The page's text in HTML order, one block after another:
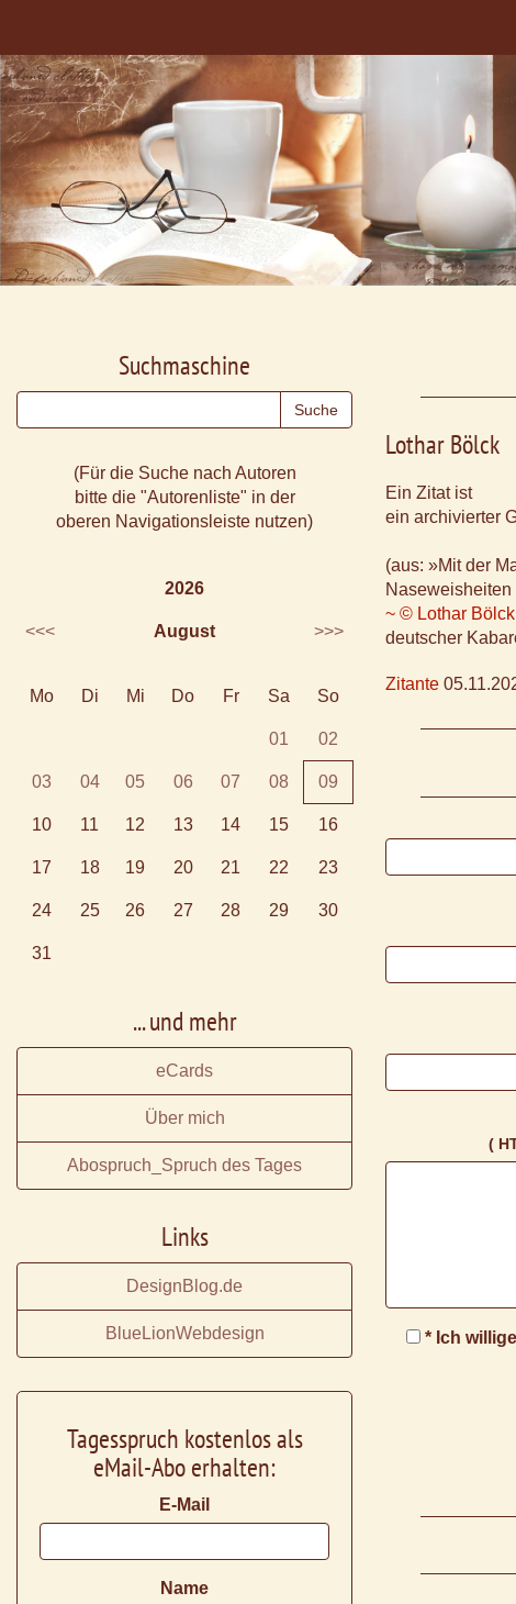
Lothar Bölck
Ein Zitat ist
ein archivierter
(aus: »Mit der
Naseweisheiten
~ © Lothar
deutscher
Zitante
(
* Ich
Suchmaschine
(Für die Suche nach Autoren
bitte die "Autorenliste" in der
oberen Navigationsleiste nutzen)
2026
<<< August >>>
Mo Di Mi Do Fr Sa So
01 02
03 04 05 06 07 08 09
10 11 12 13 14 15 16
17 18 19 20 21 22 23
24 25 26 27 28 29 30
31
... und mehr
eCards
Über mich
Abospruch_Spruch des Tages
Links
DesignBlog.de
BlueLionWebdesign
Tagesspruch kostenlos als
eMail-Abo erhalten:
E-Mail
Name